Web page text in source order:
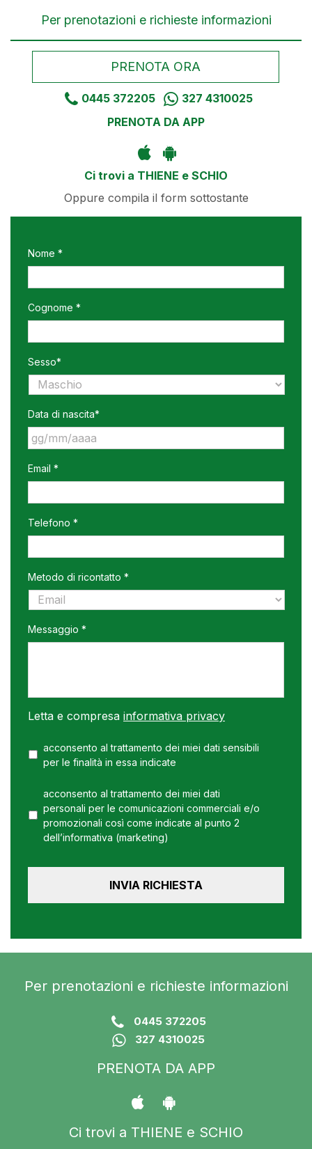
Per prenotazioni e richieste informazioni
PRENOTA ORA
0445 372205
327 4310025
PRENOTA DA APP
Ci trovi a THIENE e SCHIO
Oppure compila il form sottostante
Nome *
Cognome *
Sesso*
Data di nascita*
slash
MM
slash
AAAA
Email *
Telefono *
Metodo di ricontatto *
Messaggio *
Letta e compresa informativa privacy
acconsento al trattamento dei miei dati sensibili
per le finalità in essa indicate
acconsento al trattamento dei miei dati
personali per le comunicazioni commerciali e/o
promozionali così come indicate al punto 2
dell’informativa (marketing)
Per prenotazioni e richieste informazioni
0445 372205
327 4310025
PRENOTA DA APP
Ci trovi a THIENE e SCHIO